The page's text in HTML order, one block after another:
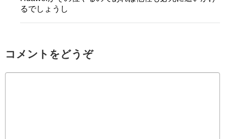
るでしょうし
コメントをどうぞ